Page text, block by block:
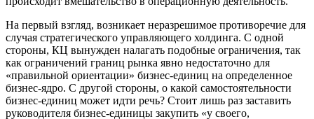
На первый взгляд, возникает неразрешимое противоречие для
случая стратегического управляющего холдинга. С одной
стороны, КЦ вынужден налагать подобные ограничения, так
как ограничений границ рынка явно недостаточно для
«правильной ориентации» бизнес-единиц на определенное
бизнес-ядро. С другой стороны, о какой самостоятельности
бизнес-единиц может идти речь? Стоит лишь раз заставить
руководителя бизнес-единицы закупить «у своего,